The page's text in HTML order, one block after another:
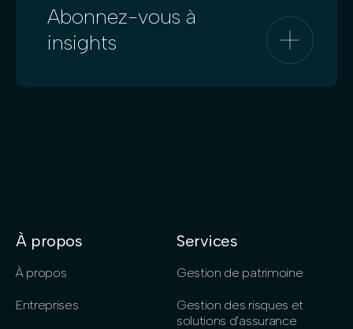
Abonnez-vous à
insights
À propos
À propos
Entreprises
Services
Gestion de patrimoine
Gestion des risques et
solutions d’assurance